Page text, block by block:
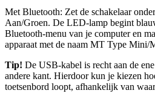
Met Bluetooth: Zet de schakelaar
Aan/Groen. De LED-lamp begint
Bluetooth-menu van je computer en
apparaat met de naam MT Type Mini/
Tip! De USB-kabel is recht aan de
andere kant. Hierdoor kun je kiezen
toetsenbord loopt, afhankelijk van